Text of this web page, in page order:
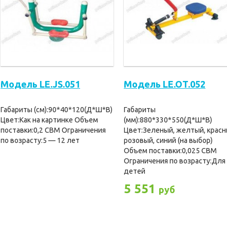
Модель LE.JS.051
Габариты (см):90*40*120(Д*Ш*В)
Цвет:Как на картинке Объем
поставки:0,2 CBM Ограничения
по возрасту:5 — 12 лет
Модель LE.OT.052
Габариты
(мм):880*330*550(Д*Ш*В)
Цвет:Зеленый, желтый,
розовый, синий (на выбор)
Объем поставки:0,025 CBM
Ограничения по возрасту:Для
детей
5 551 руб